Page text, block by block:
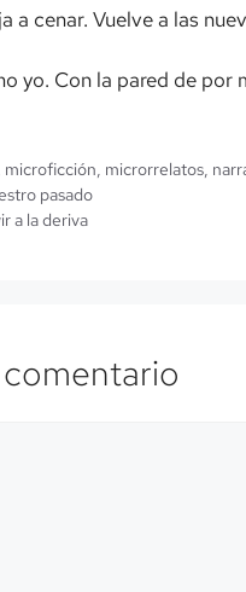
a cenar. Vuelve a las
yo. Con la pared de por
microficción, microrrelatos,
pasado
a la deriva